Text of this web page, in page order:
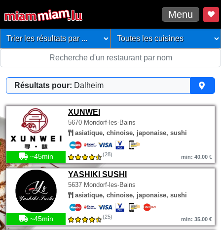
Menu
Résultats pour: Dalheim
XUNWEI
5670 Mondorf-les-Bains
asiatique, chinoise, japonaise, sushi
~45min (28) min: 40.00 €
YASHIKI SUSHI
5637 Mondorf-les-Bains
asiatique, chinoise, japonaise, sushi
~45min (25) min: 35.00 €